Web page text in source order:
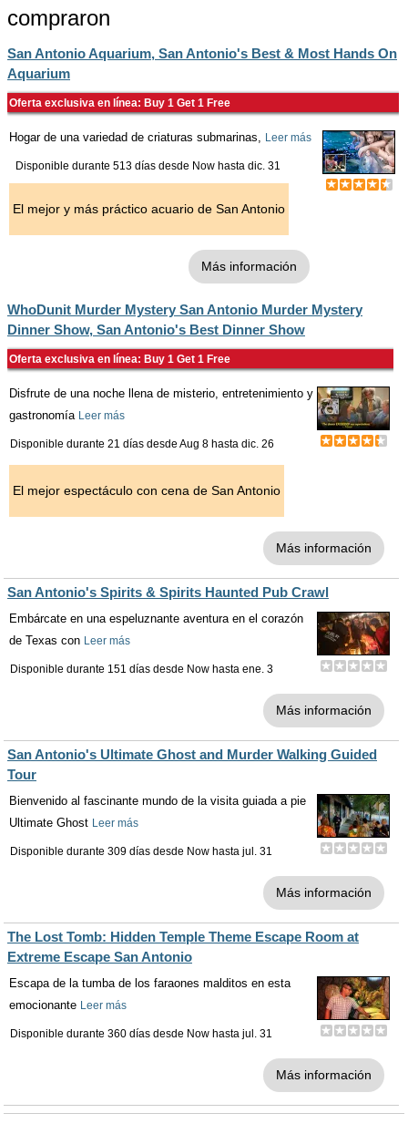
compraron
San Antonio Aquarium, San Antonio's Best & Most Hands On
Aquarium
Oferta exclusiva en línea: Buy 1 Get 1 Free
Hogar de una variedad de criaturas submarinas, Leer más
Disponible durante 513 días desde Now hasta dic. 31
El mejor y más práctico acuario de San Antonio
Más información
WhoDunit Murder Mystery San Antonio Murder Mystery
Dinner Show, San Antonio's Best Dinner Show
Oferta exclusiva en línea: Buy 1 Get 1 Free
Disfrute de una noche llena de misterio, entretenimiento y
gastronomía Leer más
Disponible durante 21 días desde Aug 8 hasta dic. 26
El mejor espectáculo con cena de San Antonio
Más información
San Antonio's Spirits & Spirits Haunted Pub Crawl
Embárcate en una espeluznante aventura en el corazón
de Texas con Leer más
Disponible durante 151 días desde Now hasta ene. 3
Más información
San Antonio's Ultimate Ghost and Murder Walking Guided
Tour
Bienvenido al fascinante mundo de la visita guiada a pie
Ultimate Ghost Leer más
Disponible durante 309 días desde Now hasta jul. 31
Más información
The Lost Tomb: Hidden Temple Theme Escape Room at
Extreme Escape San Antonio
Escapa de la tumba de los faraones malditos en esta
emocionante Leer más
Disponible durante 360 días desde Now hasta jul. 31
Más información